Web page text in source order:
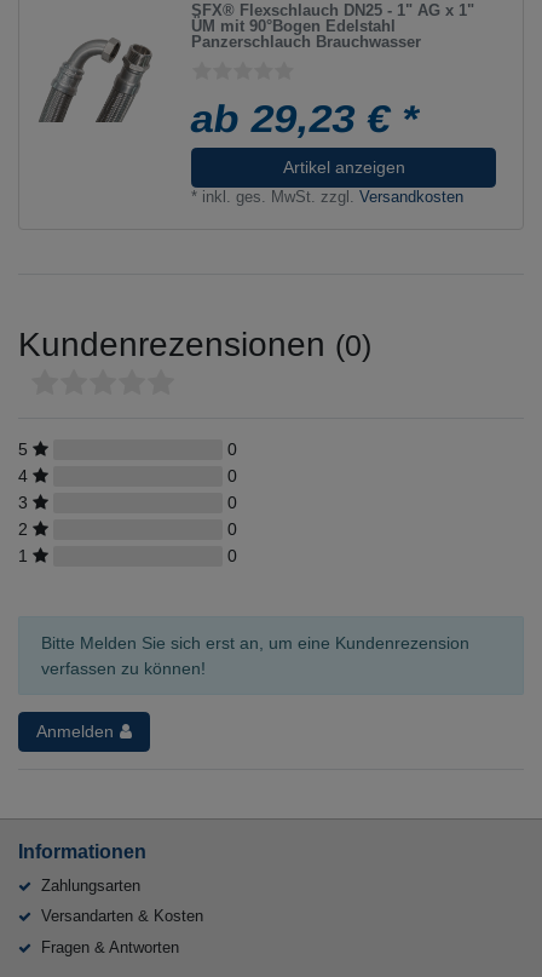
SFX® Flexschlauch DN25 - 1" AG x 1"
ÜM mit 90°Bogen Edelstahl
Panzerschlauch Brauchwasser
ab 29,23 € *
Artikel anzeigen
* inkl. ges. MwSt. zzgl.Versandkosten
Kundenrezensionen (0)
5
0
4
0
3
0
2
0
1
0
Bitte Melden Sie sich erst an, um eine Kundenrezension
verfassen zu können!
Anmelden
Informationen
Zahlungsarten
Versandarten & Kosten
Fragen & Antworten